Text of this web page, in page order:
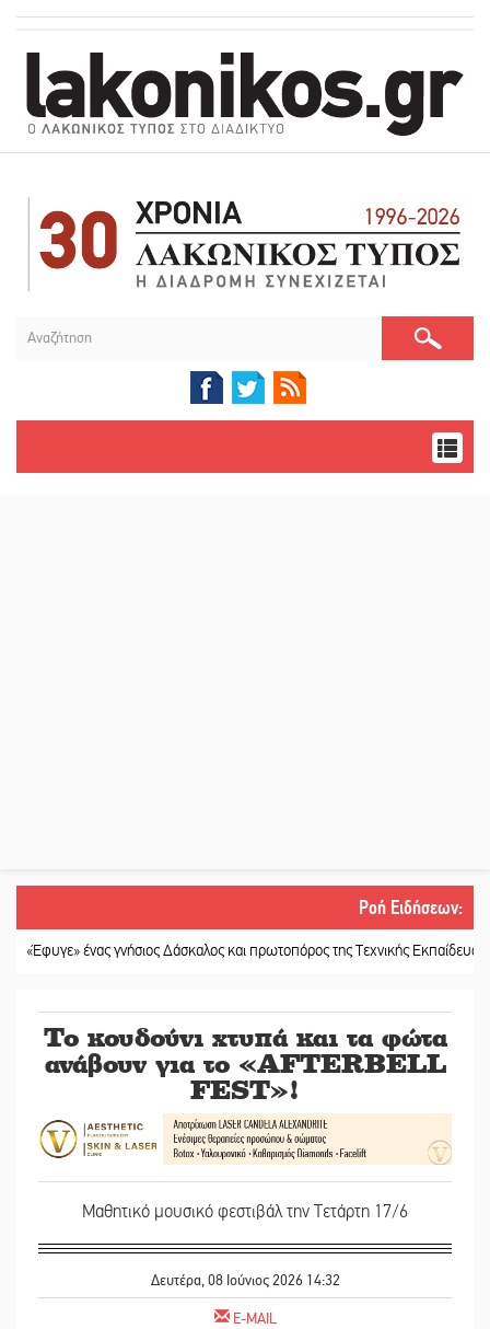
Ροή Ειδήσεων:
ένας γνήσιος Δάσκαλος και πρωτοπόρος της Τεχνικής Εκπαίδευσης στη
Το κουδούνι χτυπά και τα φώτα
ανάβουν για το «AFTERBELL
FEST»!
Μαθητικό μουσικό φεστιβάλ την Τετάρτη 17/6
Δευτέρα, 08 Ιούνιος 2026 14:32
E-MAIL